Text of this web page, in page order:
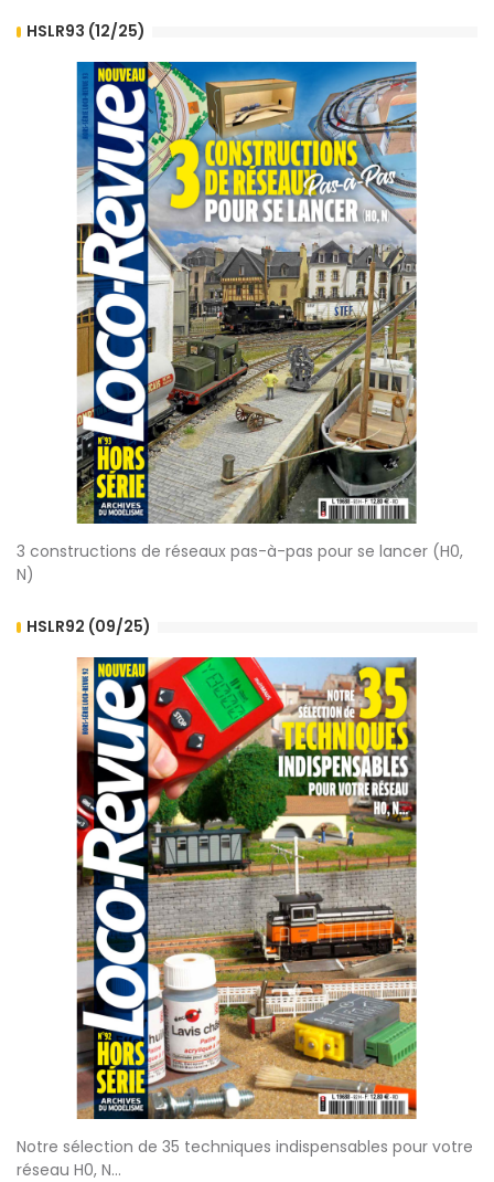
HSLR93 (12/25)
3 constructions de réseaux pas-à-pas pour se lancer (H0,
N)
HSLR92 (09/25)
Notre sélection de 35 techniques indispensables pour votre
réseau H0, N...